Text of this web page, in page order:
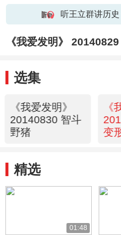
听王立群讲历
《我爱发明》
选集
《我爱发明》
20140830 智斗
野猪
《
变
精选
01:48